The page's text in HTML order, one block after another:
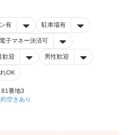
有 駐車場有
電子マネー決済可
歓迎 男性歓迎
OK
81番地3
空きあり